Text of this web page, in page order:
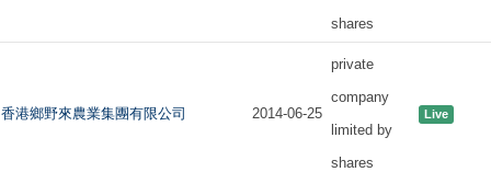
shares
香港鄉野來農業集團有限公司 2014-06-25
private
company
limited by
shares
Live